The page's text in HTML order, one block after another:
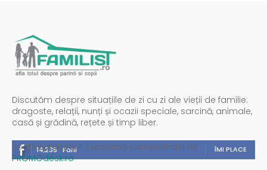
Discutăm despre situațiile de zi cu zi ale vieții de familie:
dragoste, relații, nunți și ocazii speciale, sarcină, animale,
casă și grădină, rețete și timp liber.
14,235 Fani ÎMI PLACE
Spații publicitare / reclamă administrată de
PROMOdesk.ro